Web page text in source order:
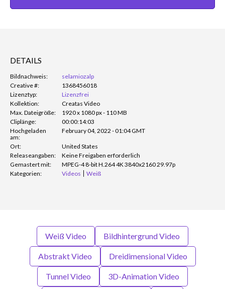
DETAILS
Bildnachweis:
selamiozalp
Creative #:
1368456018
Lizenztyp:
Lizenzfrei
Kollektion:
Creatas Video
Max. Dateigröße:
1920 x 1080 px - 110 MB
Cliplänge:
00:00:14:03
Hochgeladen
am:
February 04, 2022 - 01:04 GMT
Ort:
United States
Releaseangaben:
Keine Freigaben erforderlich
Gemastert mit:
MPEG-4 8-bit H.264 4K 3840x2160 29.97p
Kategorien:
Videos Weiß
Weiß Video Bildhintergrund Video
Abstrakt Video Dreidimensional Video
Tunnel Video 3D-Animation Video